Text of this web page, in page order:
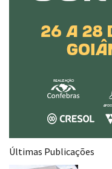
Últimas Publicações